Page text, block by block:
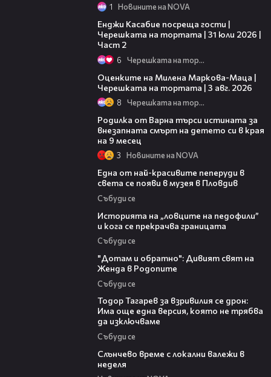
1 Новините на NOVA
Енджи Касабие посреща гости |
Черешката на тортата | 31 юли 2026 |
Част 2
6 Черешката на тортата
Оценките на Милена Маркова-Маца |
Черешката на тортата | 3 авг. 2026
8 Черешката на тортата
Родилка от Варна търси истината за
внезапната смърт на детето си в края
на 9 месец
3 Новините на NOVA
Една от най-красивите пеперуди в
света се появи в музея в Пловдив
Събуди се
Историята на „ловците на педофили”
и кога се прекрачва границата
Събуди се
"Дотам и обратно": Дивият свят на
Женда в Родопите
Събуди се
Тодор Тагарев за взривилия се дрон:
Има още една версия, която не трябва
да изключваме
Събуди се
Слънчево време с локални валежи в
неделя